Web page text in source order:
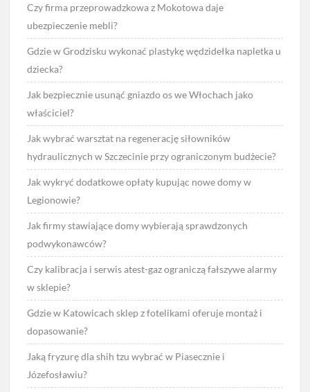
Czy firma przeprowadzkowa z Mokotowa daje
ubezpieczenie mebli?
Gdzie w Grodzisku wykonać plastykę wędzidełka napletka u
dziecka?
Jak bezpiecznie usunąć gniazdo os we Włochach jako
właściciel?
Jak wybrać warsztat na regenerację siłowników
hydraulicznych w Szczecinie przy ograniczonym budżecie?
Jak wykryć dodatkowe opłaty kupując nowe domy w
Legionowie?
Jak firmy stawiające domy wybierają sprawdzonych
podwykonawców?
Czy kalibracja i serwis atest-gaz ograniczą fałszywe alarmy
w sklepie?
Gdzie w Katowicach sklep z fotelikami oferuje montaż i
dopasowanie?
Jaką fryzurę dla shih tzu wybrać w Piasecznie i
Józefosławiu?